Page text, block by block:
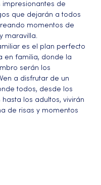
impresionantes de
que dejarán a todos
momentos de
maravilla.
es el plan perfecto
en familia, donde la
serán los
a disfrutar de un
todos, desde los
los adultos, vivirán
de risas y momentos